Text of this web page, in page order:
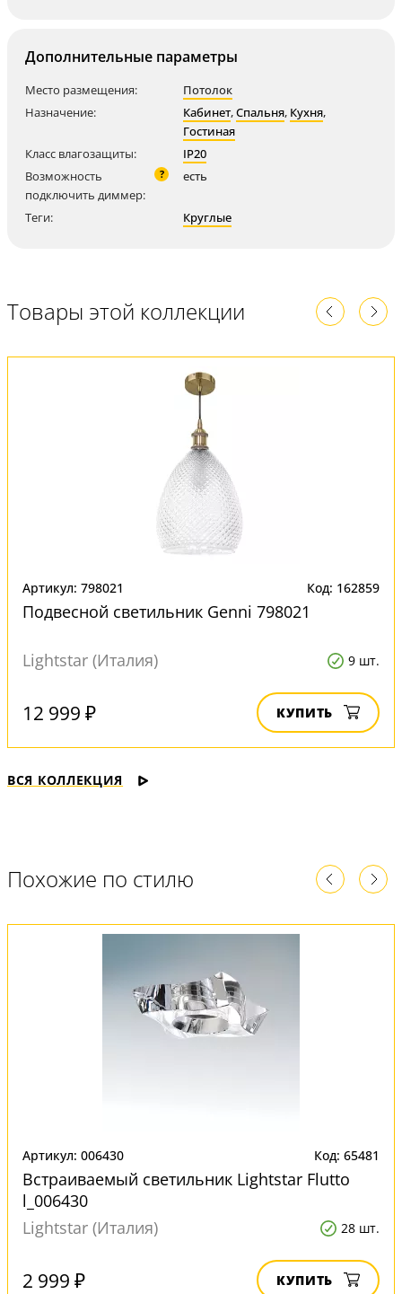
Дополнительные параметры
Место размещения:
Потолок
Назначение:
Кабинет,Спальня, Кухня,
Гостиная
Класс влагозащиты:
IP20
Возможность
подключить диммер:
? есть
Теги: Круглые
Товары этой коллекции
Артикул: 798021 Код: 162859
Подвесной светильник Genni 798021
Lightstar (Италия) 9 шт.
12 999 ₽ КУПИТЬ
ВСЯ КОЛЛЕКЦИЯ
Похожие по стилю
Артикул: 006430 Код: 65481
Встраиваемый светильник Lightstar Flutto
l_006430
Lightstar (Италия)
28 шт.
2 999 ₽ КУПИТЬ